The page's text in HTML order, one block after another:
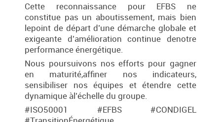
Cette reconnaissance pour EFBS ne
constitue pas un aboutissement, mais bien
lepoint de départ d’une démarche globale et
exigeante d’amélioration continue denotre
performance énergétique.
Nous poursuivons nos efforts pour gagner
en maturité,affiner nos indicateurs,
sensibiliser nos équipes et étendre cette
dynamique àl’échelle du groupe.
#ISO50001 #EFBS #CONDIGEL